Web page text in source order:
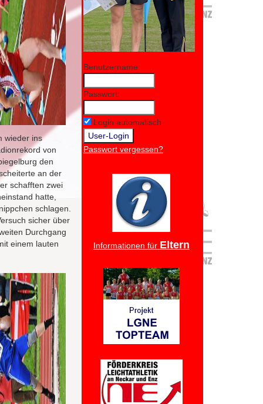
wieder ins
von
den
an der
schafften zwei
hatte,
schlagen.
sicher über
Durchgang
einem lauten
Benutzername:
Passwort:
Login automatisch
Passwort vergessen?
Informationen für Eltern